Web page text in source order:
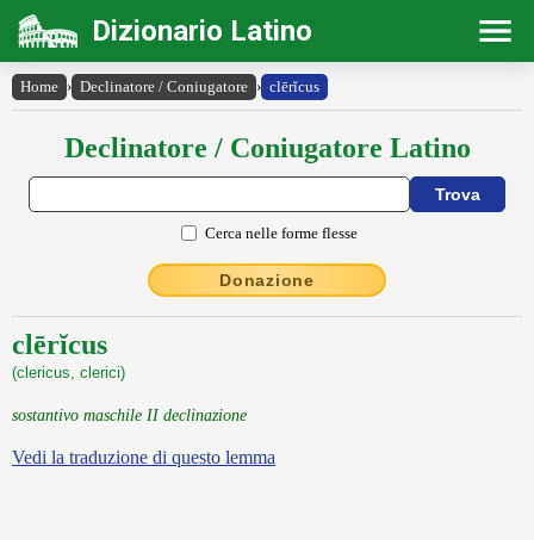
Dizionario Latino
Home › Declinatore / Coniugatore › clērĭcus
Declinatore / Coniugatore Latino
Cerca nelle forme flesse
Donazione
clērĭcus
(clericus, clerici)
sostantivo maschile II declinazione
Vedi la traduzione di questo lemma